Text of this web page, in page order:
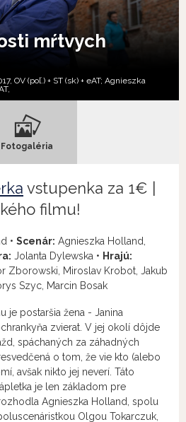
mŕtvych
OV (poľ.) + ST (sk) + eAT; Agnieszka
Fotogaléria
vstupenka za 1€ |
filmu!
• Scenár: Agnieszka Holland,
Jolanta Dylewska • Hrajú:
Zborowski, Miroslav Krobot, Jakub
Szyc, Marcin Bosak
je postaršia žena - Janina
zvierat. V jej okolí dôjde
spáchaných za záhadných
o tom, že vie kto (alebo
avšak nikto jej neverí. Táto
je len základom pre
Agnieszka Holland, spolu
Olgou Tokarczuk,